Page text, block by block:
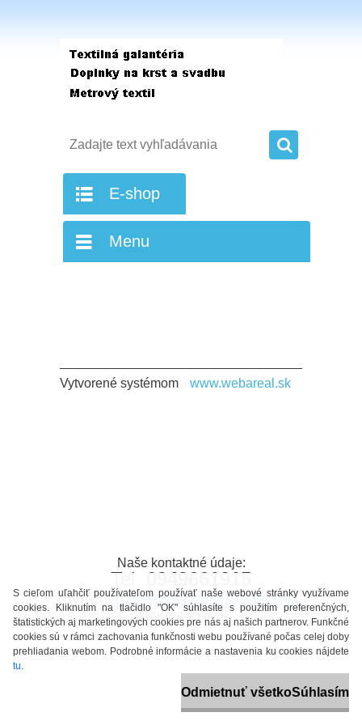
S cieľom uľahčiť používateľom používať naše webové stránky využívame
cookies. Kliknutím na tlačidlo "OK" súhlasíte s použitím preferenčných,
štatistických aj marketingových cookies pre nás aj našich partnerov. Funkčné
cookies sú v rámci zachovania funkčnosti webu používané počas celej doby
prehliadania webom. Podrobné informácie a nastavenia ku cookies nájdete
tu.
Odmietnuť všetkoSúhlasím
E-shop
Menu
Vytvorené systémom www.webareal.sk
Naše kontaktné údaje:
Tel
0949661915
Mail:galanteria@atlas.sk
www.zlataihla.sk